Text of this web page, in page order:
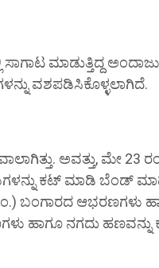
ಮಾಡುತ್ತಿದ್ದ
ವಶಪಡಿಸಿಕೊಳ್ಳಲಾಗಿದೆ.
ಅವತ್ತು, ಮೇ 23
ಕಟ್ ಮಾಡಿ ಬೆಂಡ್
ಬಂಗಾರದ ಆಭರಣಗಳು
ಹಾಗೂ ನಗದು ಹಣವನ್ನು